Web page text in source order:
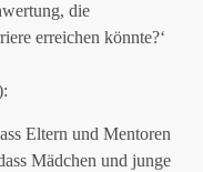
die
erreichen könnte?‘
Eltern und Mentoren
Mädchen und junge